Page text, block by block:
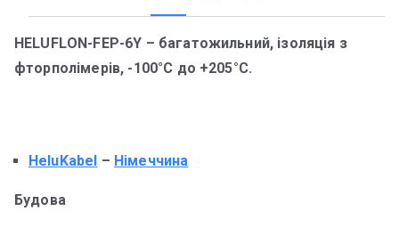
HELUFLON-FEP-6Y – багатожильний, ізоляція з
фторполімерів, -100°C до +205°C.
HeluKabel – Німеччина
Будова